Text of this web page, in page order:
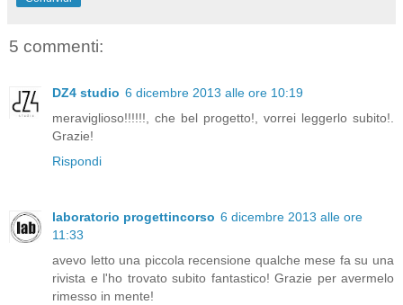
5 commenti:
DZ4 studio 6 dicembre 2013 alle ore 10:19
meraviglioso!!!!!!, che bel progetto!, vorrei leggerlo subito!.
Grazie!
Rispondi
laboratorio progettincorso 6 dicembre 2013 alle ore
11:33
avevo letto una piccola recensione qualche mese fa su una
rivista e l'ho trovato subito fantastico! Grazie per avermelo
rimesso in mente!